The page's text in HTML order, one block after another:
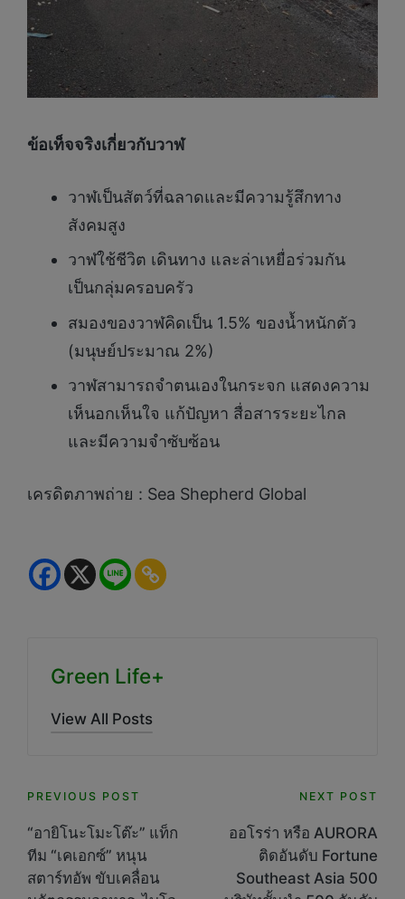
ข้อเท็จจริงเกี่ยวกับวาฬ
วาฬเป็นสัตว์ที่ฉลาดและมีความรู้สึกทาง
สังคมสูง
วาฬใช้ชีวิต เดินทาง และล่าเหยื่อร่วมกัน
เป็นกลุ่มครอบครัว
สมองของวาฬคิดเป็น 1.5% ของน้ำหนักตัว
(มนุษย์ประมาณ 2%)
วาฬสามารถจำตนเองในกระจก แสดงความ
เห็นอกเห็นใจ แก้ปัญหา สื่อสารระยะไกล
และมีความจำซับซ้อน
เครดิตภาพถ่าย : Sea Shepherd Global
Green Life+
View All Posts
Post
navigation
PREVIOUS POST
“อายิโนะโมะโต๊ะ” แท็ก
ทีม “เคเอกซ์” หนุน
สตาร์ทอัพ ขับเคลื่อน
NEXT POST
ออโรร่า หรือ AURORA
ติดอันดับ Fortune
Southeast Asia 500